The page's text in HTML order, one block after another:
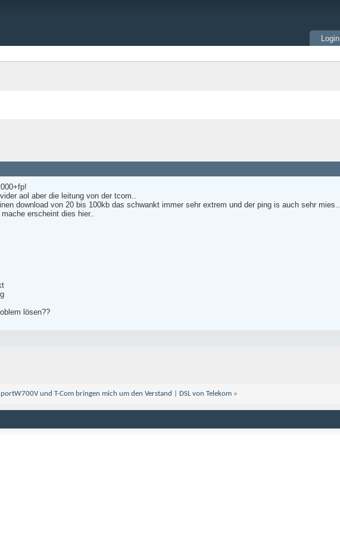
Login
aol aber die leitung von der tcom..
download von 20 bis 100kb das schwankt immer sehr extrem und der ping is auch sehr mies..
erscheint dies hier..
lösen??
und T-Com bringen mich um den Verstand DSL von Telekom »